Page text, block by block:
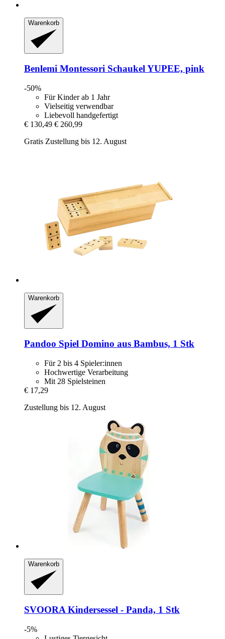
Warenkorb
Benlemi Montessori Schaukel YUPEE, pink
-50%
Für Kinder ab 1 Jahr
Vielseitig verwendbar
Liebevoll handgefertigt
€ 130,49 € 260,99
Gratis Zustellung bis 12. August
Warenkorb
Pandoo Spiel Domino aus Bambus, 1 Stk
Für 2 bis 4 Spieler:innen
Hochwertige Verarbeitung
Mit 28 Spielsteinen
€ 17,29
Zustellung bis 12. August
Warenkorb
SVOORA Kindersessel -​ Panda, 1 Stk
-5%